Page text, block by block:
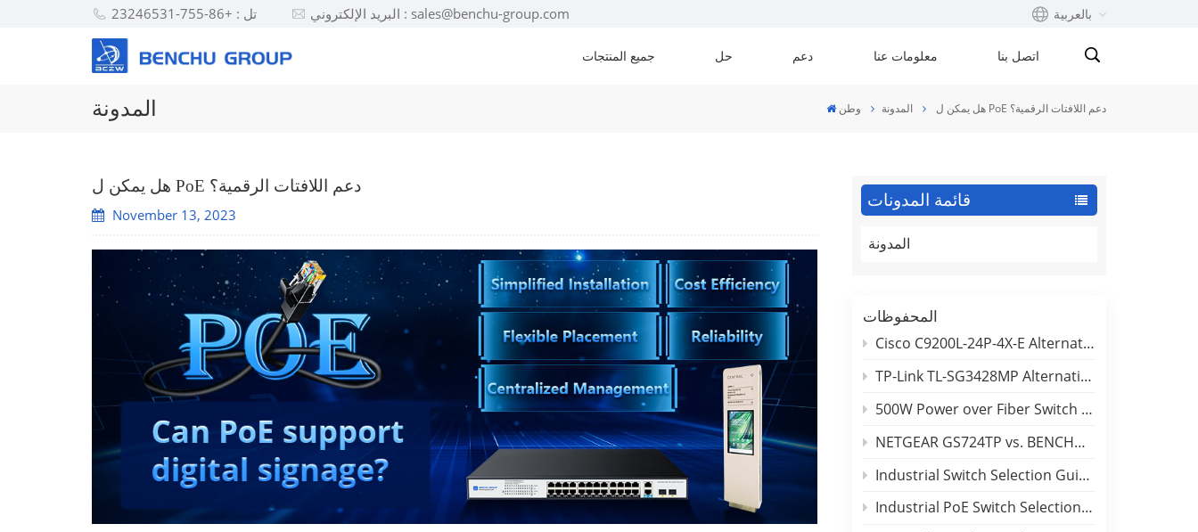
تل : +86-755-23246531 البريد الإلكتروني : sales@benchu-group.com بالعربية
Español
جميع المنتجات حل دعم معلومات عنا اتصل بنا
المدونة وطن المدونة هل يمكن ل PoE دعم اللافتات الرقمية؟
قائمة المدونات
المدونة
المحفوظات
Cisco C9200L-24P-4X-E Alternative: 24-Port PoE Switch Comparison (BENCHU SP7500-24PGE4TF-L3M)
TP-Link TL-SG3428MP Alternative: 24-Port Gigabit L2+ Managed PoE Switch Comparison (BENCHU SP7500-24PGE4GC-L2M)
500W Power over Fiber Switch Deployment Guide
NETGEAR GS724TP vs. BENCHU SP6500-24PGE2GF: 24-Port PoE Switch Comparison
Industrial Switch Selection Guide for DIN-Rail and Rackmount Applications
Industrial PoE Switch Selection Guide: Outdoor Deployment & Reliability Insights
هل يمكن ل PoE دعم اللافتات الرقمية؟
November 13, 2023